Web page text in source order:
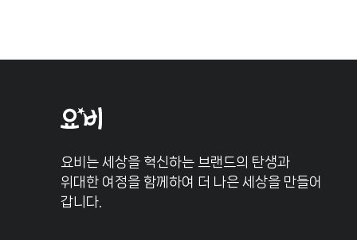
요비는 세상을 혁신하는 브랜드의 탄생과
위대한 여정을 함께하여 더 나은 세상을 만들어
갑니다.